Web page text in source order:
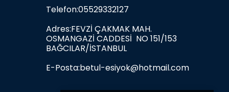
Telefon:05529332127
Adres:FEVZİ ÇAKMAK MAH.
OSMANGAZİ CADDESİ NO 151/153
BAĞCILAR/İSTANBUL
E-Posta:betul-esiyok@hotmail.com